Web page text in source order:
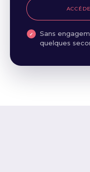
Sans
quelques